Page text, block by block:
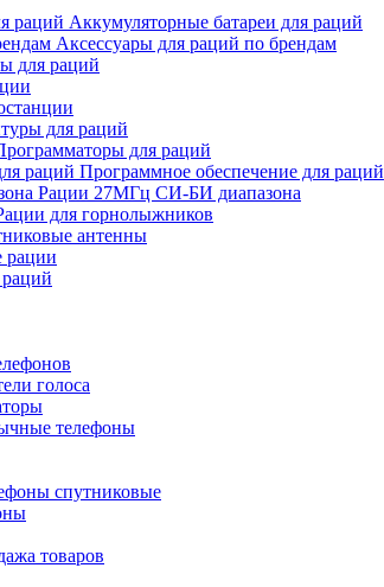
Аккумуляторные батареи для раций
Аксессуары для раций по брендам
для раций
для раций
для раций
Программное обеспечение для раций
Рации 27МГц СИ-БИ диапазона
для горнолыжников
антенны
голоса
телефоны
спутниковые
товаров